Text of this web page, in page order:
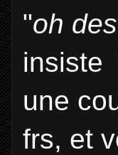
"oh
insiste
une
frs, et